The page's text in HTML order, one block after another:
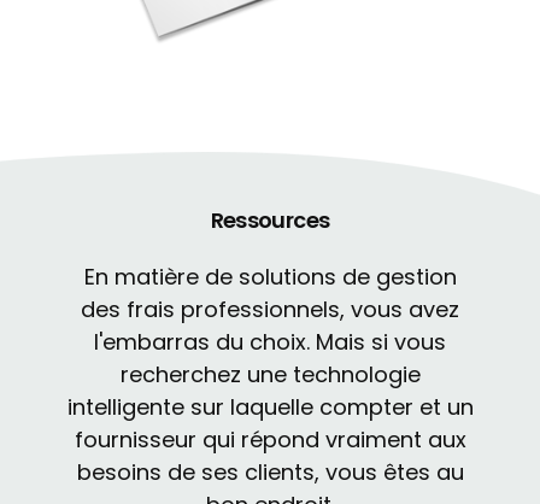
Ressources
En matière de solutions de gestion
des frais professionnels, vous avez
l'embarras du choix. Mais si vous
recherchez une technologie
intelligente sur laquelle compter et un
fournisseur qui répond vraiment aux
besoins de ses clients, vous êtes au